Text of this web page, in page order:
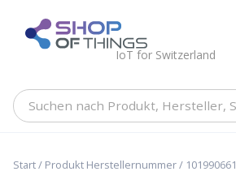
content ShopOfThings
IoT for Switzerland
Suchen
Hersteller,
Start/ Produkt Herstellernummer / 101990661